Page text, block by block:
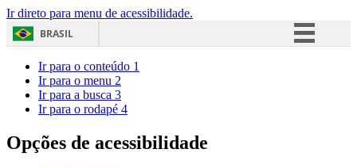
Ir direto para menu de acessibilidade.
BRASIL
Acesso à informação
Ir para o conteúdo 1
Ir para o menu 2
Ir para a busca 3
Ir para o rodapé 4
Opções de acessibilidade